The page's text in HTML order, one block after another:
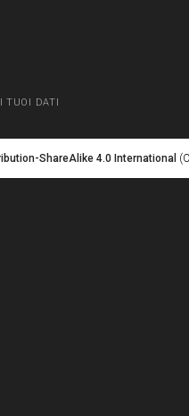
TUOI DATI
ShareAlike 4.0 International